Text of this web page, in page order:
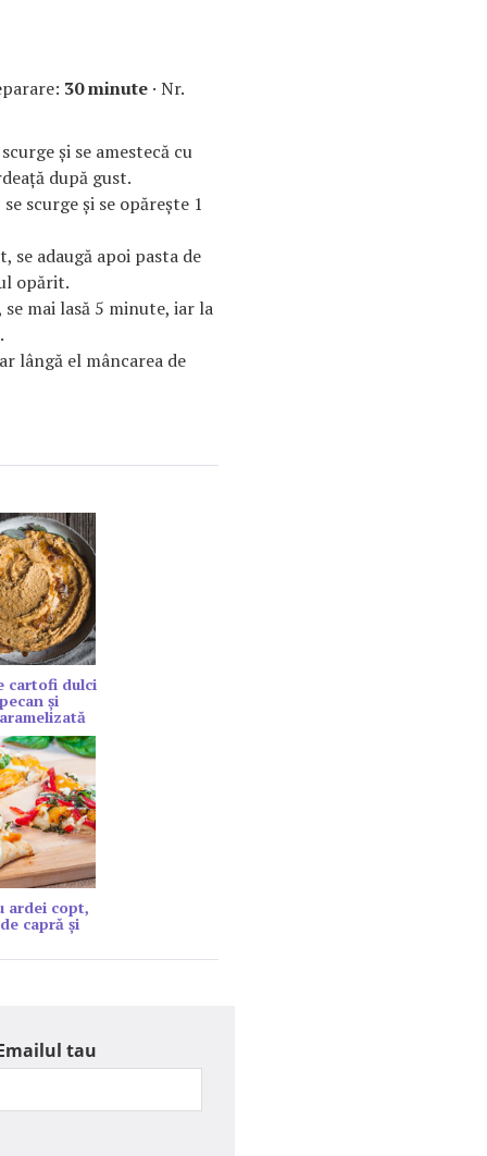
30 minute · Nr.
şi se amestecă cu
după gust.
scurge şi se opăreşte 1
se adaugă apoi pasta de
opărit.
mai lasă 5 minute, iar la
lângă el mâncarea de
cartofi dulci
și
ardei copt,
capră şi
tau